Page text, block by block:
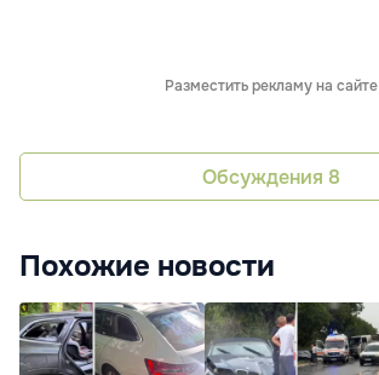
Разместить рекламу на сайте
Обсуждения 8
Похожие новости